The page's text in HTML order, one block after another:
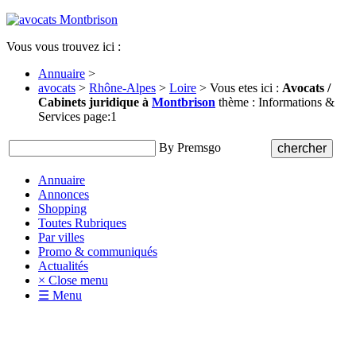
Vous vous trouvez ici :
Annuaire >
avocats > Rhône-Alpes > Loire > Vous etes ici : Avocats /
Cabinets juridique à Montbrison thème : Informations &
Services page:1
By Premsgo
Annuaire
Annonces
Shopping
Toutes Rubriques
Par villes
Promo & communiqués
Actualités
× Close menu
☰ Menu